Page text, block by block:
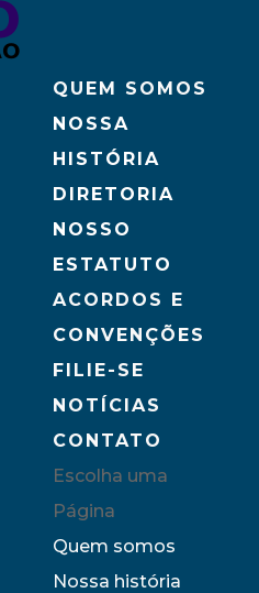
QUEM SOMOS
NOSSA
HISTÓRIA
DIRETORIA
NOSSO
ESTATUTO
ACORDOS E
CONVENÇÕES
FILIE-SE
NOTÍCIAS
CONTATO
Escolha uma
Página
Quem somos
Nossa história